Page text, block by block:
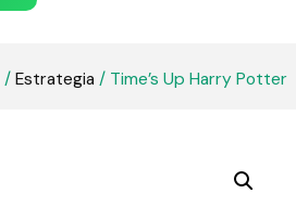
/Estrategia / Time’s Up Harry Potter